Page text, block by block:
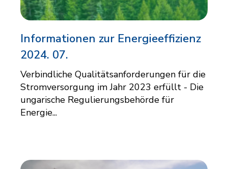
Informationen zur Energieeffizienz
2024. 07.
Verbindliche Qualitätsanforderungen für die
Stromversorgung im Jahr 2023 erfüllt - Die
ungarische Regulierungsbehörde für
Energie...